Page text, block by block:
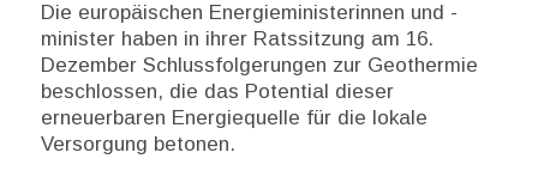
Die europäischen Energieministerinnen und -
minister haben in ihrer Ratssitzung am 16.
Dezember Schlussfolgerungen zur Geothermie
beschlossen, die das Potential dieser
erneuerbaren Energiequelle für die lokale
Versorgung betonen.